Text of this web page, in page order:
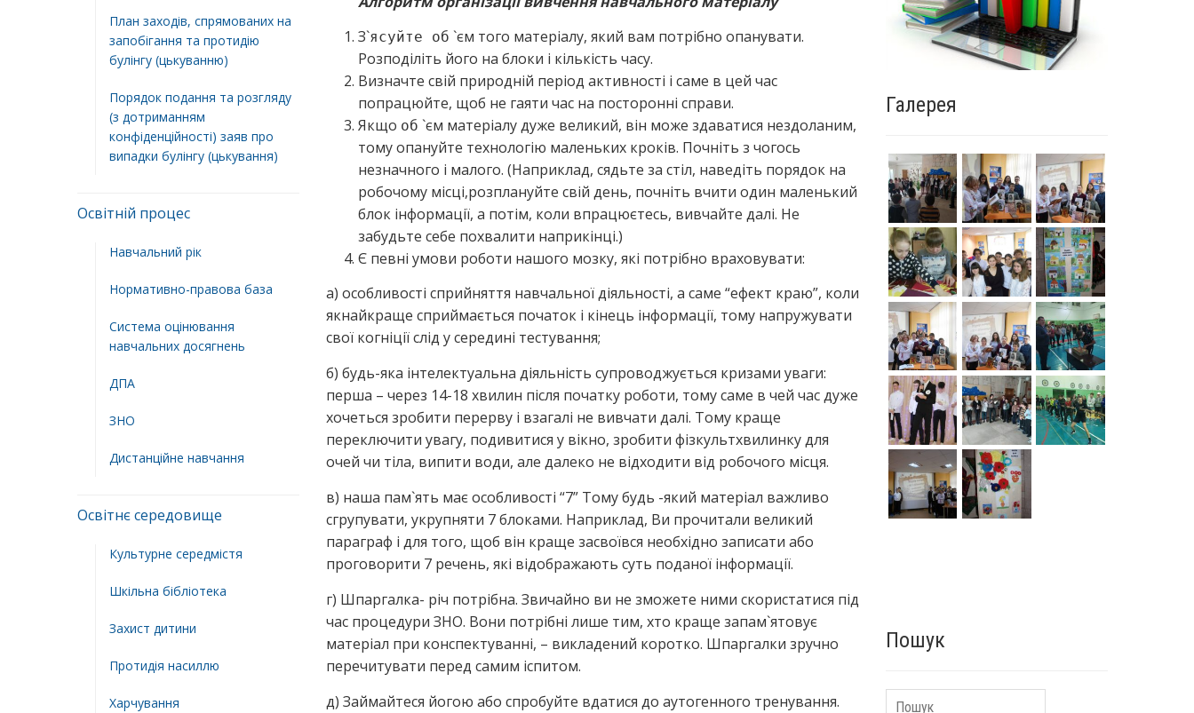
План заходів, спрямованих на
запобігання та протидію
булінгу (цькуванню)
Порядок подання та розгляду
(з дотриманням
конфіденційності) заяв про
випадки булінгу (цькування)
Освітній процес
Навчальний рік
Нормативно-правова база
Система оцінювання
навчальних досягнень
ДПА
ЗНО
Дистанційне навчання
Освітнє середовище
Культурне середмістя
Шкільна бібліотека
Захист дитини
Протидія насиллю
Харчування
З`ясуйте об `єм того матеріалу, який вам потрібно опанувати.
Розподіліть його на блоки і кількість часу.
Визначте свій природній період активності і саме в цей час
попрацюйте, щоб не гаяти час на посторонні справи.
Якщо об `єм матеріалу дуже великий, він може здаватися нездоланим,
тому опануйте технологію маленьких кроків. Почніть з чогось
незначного і малого. (Наприклад, сядьте за стіл, наведіть порядок на
робочому місці,розплануйте свій день, почніть вчити один маленький
блок інформації, а потім, коли впрацюєтесь, вивчайте далі. Не
забудьте себе похвалити наприкінці.)
Є певні умови роботи нашого мозку, які потрібно враховувати:
а) особливості сприйняття навчальної діяльності, а саме “ефект краю”, коли
якнайкраще сприймається початок і кінець інформації, тому напружувати
свої когніції слід у середині тестування;
б) будь-яка інтелектуальна діяльність супроводжується кризами уваги:
перша – через 14-18 хвилин після початку роботи, тому саме в чей час дуже
хочеться зробити перерву і взагалі не вивчати далі. Тому краще
переключити увагу, подивитися у вікно, зробити фізкультхвилинку для
очей чи тіла, випити води, але далеко не відходити від робочого місця.
в) наша пам`ять має особливості “7” Тому будь -який матеріал важливо
сгрупувати, укрупняти 7 блоками. Наприклад, Ви прочитали великий
параграф і для того, щоб він краще засвоївся необхідно записати або
проговорити 7 речень, які відображають суть поданої інформації.
г) Шпаргалка- річ потрібна. Звичайно ви не зможете ними скористатися під
час процедури ЗНО. Вони потрібні лише тим, хто краще запам`ятовує
матеріал при конспектуванні, – викладений коротко. Шпаргалки зручно
перечитувати перед самим іспитом.
д) Займайтеся йогою або спробуйте вдатися до аутогенного тренування.
Галерея
Пошук
Пошук